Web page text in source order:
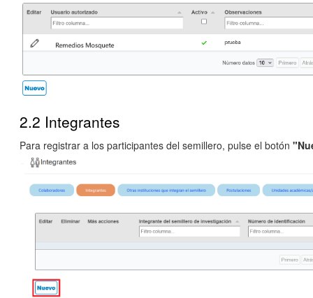
2.2 Integrantes
Para registrar a los participantes del semillero, pulse el botón